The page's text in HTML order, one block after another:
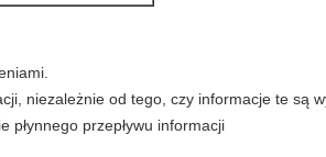
niezależnie od tego, czy informacje te są
płynnego przepływu informacji